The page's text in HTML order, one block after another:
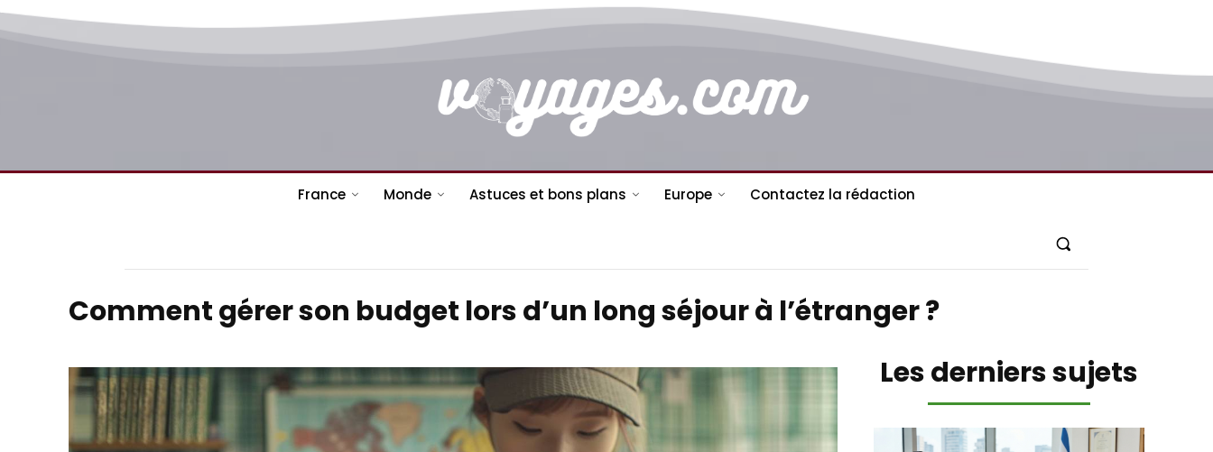
France Monde Astuces et bons plans Europe Contactez la rédaction
Comment gérer son budget lors d’un long séjour à l’étranger ?
Les derniers sujets